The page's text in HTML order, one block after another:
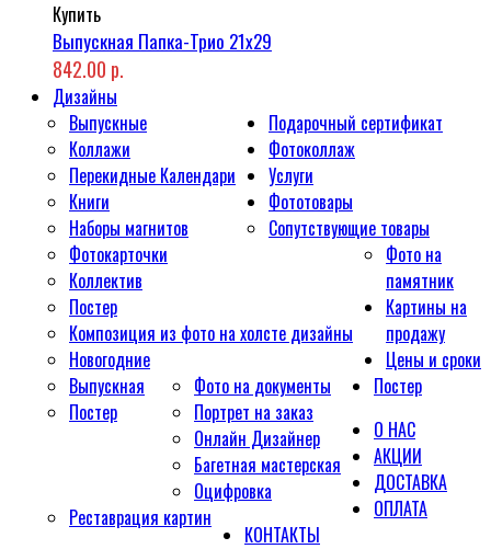
Купить
Выпускная Папка-Трио 21x29
842.00 р.
Дизайны
Выпускные
Коллажи
Перекидные Календари
Книги
Наборы магнитов
Фотокарточки
Коллектив
Постер
Композиция из фото на холсте дизайны
Новогодние
Выпускная
Постер
Подарочный сертификат
Фотоколлаж
Услуги
Фото на документы
Портрет на заказ
Онлайн Дизайнер
Багетная мастерская
Оцифровка
Реставрация картин
Фототовары
Сопутствующие товары
Фото на
памятник
Картины на
продажу
Цены и сроки
Постер
О НАС
АКЦИИ
ДОСТАВКА
ОПЛАТА
КОНТАКТЫ